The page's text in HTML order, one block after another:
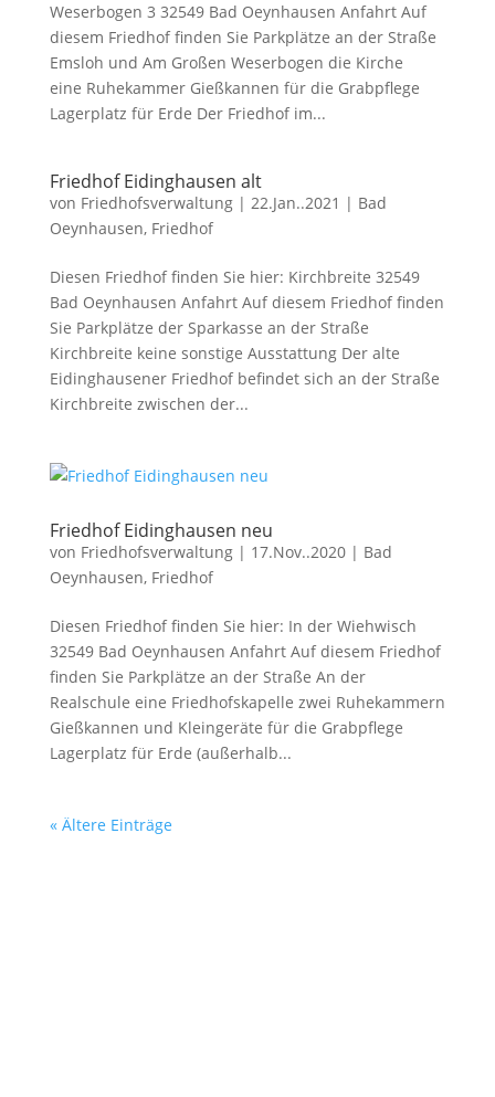
Weserbogen 3 32549 Bad Oeynhausen Anfahrt Auf
diesem Friedhof finden Sie Parkplätze an der Straße
Emsloh und Am Großen Weserbogen die Kirche
eine Ruhekammer Gießkannen für die Grabpflege
Lagerplatz für Erde Der Friedhof im...
Friedhof Eidinghausen alt
von Friedhofsverwaltung| 22.Jan..2021 | Bad
Oeynhausen, Friedhof
Diesen Friedhof finden Sie hier: Kirchbreite 32549
Bad Oeynhausen Anfahrt Auf diesem Friedhof finden
Sie Parkplätze der Sparkasse an der Straße
Kirchbreite keine sonstige Ausstattung Der alte
Eidinghausener Friedhof befindet sich an der Straße
Kirchbreite zwischen der...
Friedhof Eidinghausen neu
von Friedhofsverwaltung| 17.Nov..2020| Bad
Oeynhausen, Friedhof
Diesen Friedhof finden Sie hier: In der Wiehwisch
32549 Bad Oeynhausen Anfahrt Auf diesem Friedhof
finden Sie Parkplätze an der Straße An der
Realschule eine Friedhofskapelle zwei Ruhekammern
Gießkannen und Kleingeräte für die Grabpflege
Lagerplatz für Erde (außerhalb...
« Ältere Einträge